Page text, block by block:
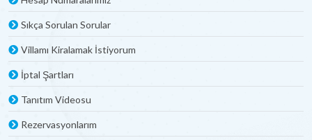
Sıkça Sorulan Sorular
Villamı Kiralamak İstiyorum
İptal Şartları
Tanıtım Videosu
Rezervasyonlarım